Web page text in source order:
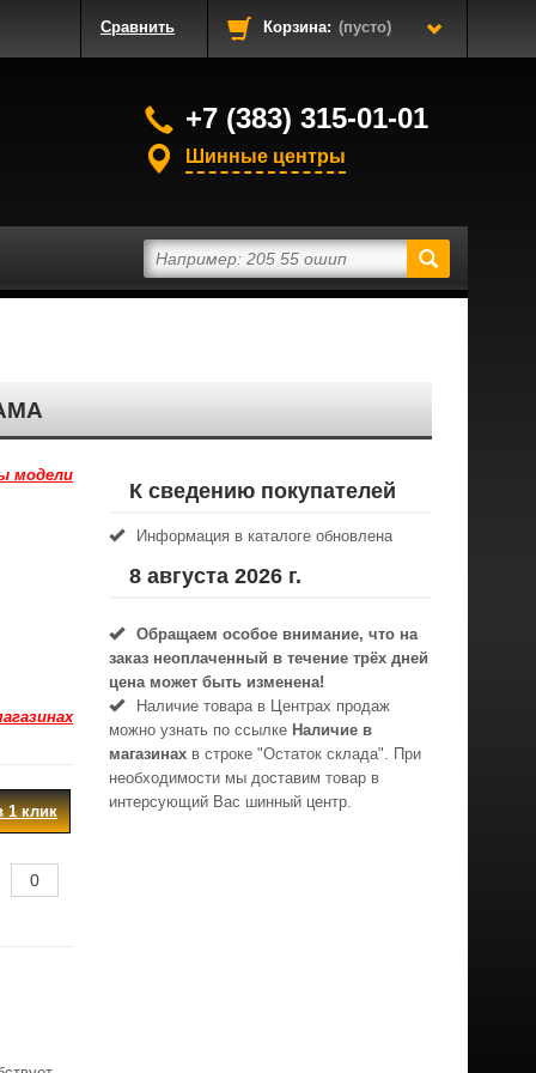
Сравнить Корзина: (пусто)
+7 (383) 315-01-01
Шинные центры
модели
1 клик
К сведению покупателей
Информация в каталоге обновлена
8 августа 2026 г.
Обращаем особое внимание, что на
заказ неоплаченный в течениe трёх дней
цена может быть изменена!
Наличие товара в Центрах продаж
можно узнать по ссылке Наличие в
магазинах в строке "Остаток склада". При
необходимости мы доставим товар в
интерсующий Вас шинный центр.